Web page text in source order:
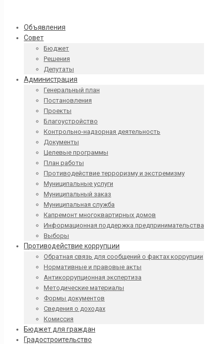
Объявления
Совет
Бюджет
Решения
Депутаты
Администрация
Генеральный план
Постановления
Проекты
Благоустройство
Контрольно-надзорная деятельность
Документы
Целевые программы
План работы
Противодействие терроризму и экстремизму
Муниципальные услуги
Муниципальный заказ
Муниципальная служба
Капремонт многоквартирных домов
Информационная поддержка предпринимательства
Выборы
Противодействие коррупции
Обратная связь для сообщений о фактах коррупции
Нормативные и правовые акты
Антикоррупционная экспертиза
Методические материалы
Формы документов
Сведения о доходах
Комиссия
Бюджет для граждан
Градостроительство